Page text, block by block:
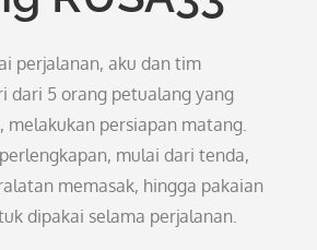
perjalanan, aku dan tim
dari 5 orang petualang yang
melakukan persiapan matang.
mulai dari tenda,
memasak, hingga pakaian
dipakai selama perjalanan.